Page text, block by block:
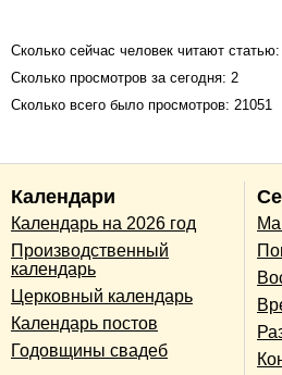
Сколько сейчас человек читают статью:
Сколько просмотров за сегодня: 2
Сколько всего было просмотров: 21051
Календари
Календарь на 2026 год
Производственный
календарь
Церковный календарь
Календарь постов
Годовщины свадеб